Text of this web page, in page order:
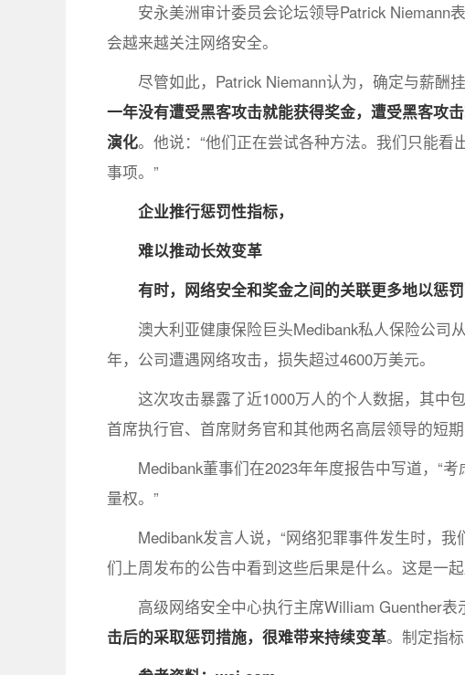
安永美洲审计委员会论坛领导Patrick Niemann
会越来越关注网络安全。
尽管如此，Patrick Niemann认为，确定与薪酬
一年没有遭受黑客攻击就能获得奖金，遭受黑客攻
演化。他说：“他们正在尝试各种方法。我们只能
事项。”
企业推行惩罚性指标，
难以推动长效变革
有时，网络安全和奖金之间的关联更多地以惩
澳大利亚健康保险巨头Medibank私人保险公司
年，公司遭遇网络攻击，损失超过4600万美元。
这次攻击暴露了近1000万人的个人数据，其中
首席执行官、首席财务官和其他两名高层领导的短
Medibank董事们在2023年年度报告中写道，“
量权。”
Medibank发言人说，“网络犯罪事件发生时，
们上周发布的公告中看到这些后果是什么。这是一
高级网络安全中心执行主席William Guenther表
击后的采取惩罚措施，很难带来持续变革。制定指